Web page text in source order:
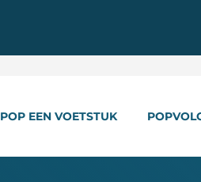
POP EEN VOETSTUK